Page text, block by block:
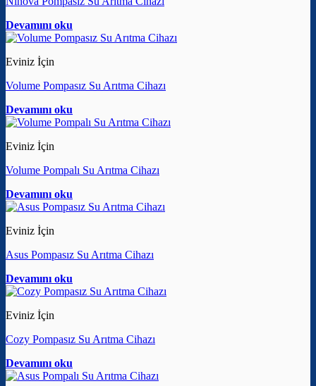
Devamını oku
Eviniz İçin
Volume Pompasız Su Arıtma Cihazı
Devamını oku
Eviniz İçin
Volume Pompalı Su Arıtma Cihazı
Devamını oku
Eviniz İçin
Asus Pompasız Su Arıtma Cihazı
Devamını oku
Eviniz İçin
Cozy Pompasız Su Arıtma Cihazı
Devamını oku